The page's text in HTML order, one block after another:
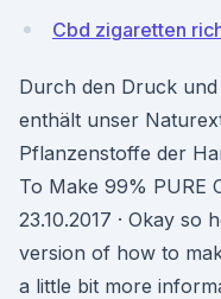
Cbd zigaretten
Durch den Druck
enthält unser
Pflanzenstoffe der
To Make 99% PURE
23.10.2017 · Okay so
version of how to
a little bit more